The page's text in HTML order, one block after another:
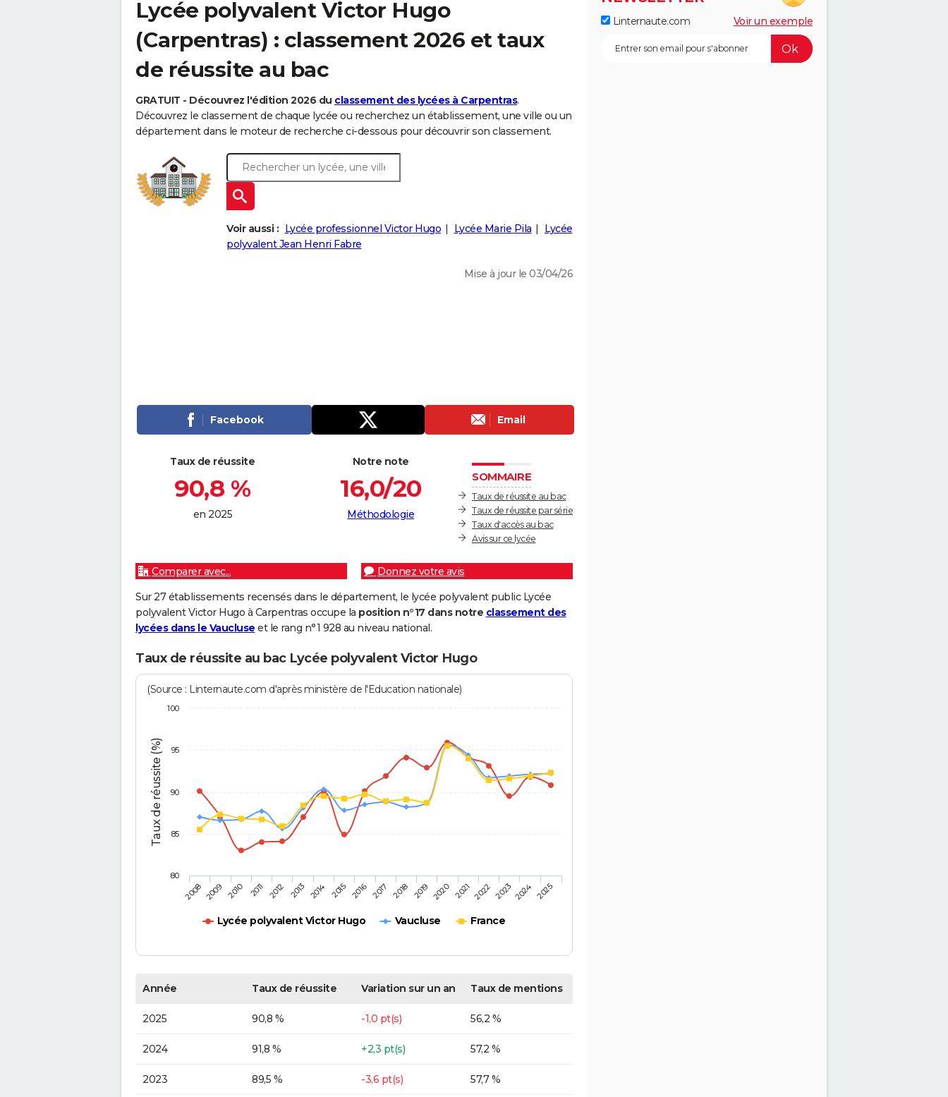
Lycée polyvalent Victor Hugo
(Carpentras) : classement 2026 et taux
de réussite au bac
GRATUIT - Découvrez l'édition 2026 du classement des lycées à Carpentras.
Découvrez le classement de chaque lycée ou recherchez un établissement, une ville ou un
département dans le moteur de recherche ci-dessous pour découvrir son classement.
Voir aussi : Lycée professionnel Victor Hugo Lycée Marie Pila
Lycée
polyvalent Jean Henri Fabre
Mise à jour le 03/04/26
Facebook Email
SOMMAIRE
Taux de réussite au bac
Taux de réussite par série
Taux d'accès au bac
Avis sur ce lycée
Taux de réussite
90,8 %
en 2025
Notre note
16,0/20
Méthodologie
Comparer avec...
Donnez votre avis
Sur 27 établissements recensés dans le département, le lycée polyvalent public Lycée
polyvalent Victor Hugo à Carpentras occupe la position n°17 dans notre classement des
lycées dans le Vaucluse et le rang n°1 928 au niveau national.
Taux de réussite au bac Lycée polyvalent Victor Hugo
Taux de réussite (%)
(Source : Linternaute.com d'après ministère de l'Education nationale)
Lycée polyvalent Victor Hugo Vaucluse France
2008 2009 2010 2011 2012 2013 2014 2015 2016 2017 2018 2019 2020 2021 2022 2023 2024 2025
80
85
90
95
100
Année Taux de réussite Variation sur un an Taux de mentions
2025 90,8 % -1,0 pt(s) 56,2 %
2024 91,8 % +2,3 pt(s) 57,2 %
2023 89,5 % -3,6 pt(s) 57,7 %
Linternaute.com Voir un exemple